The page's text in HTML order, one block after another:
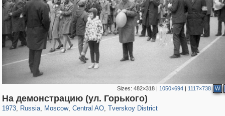
Sizes: 482×318| 1050×694| 1117×738 W
На демонстрацию (ул. Горького)
1973, Russia
1,406,277 29,243
, Moscow
319,780 8,286
, Central AO
159,978 5,916
, Tverskoy District
53,034 2,283